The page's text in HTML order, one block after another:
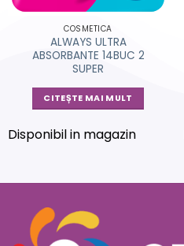
COSMETICA
ALWAYS ULTRA
ABSORBANTE 14BUC 2
SUPER
CITEȘTE MAI MULT
Disponibil in magazin